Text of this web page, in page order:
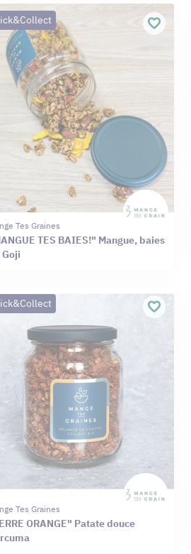
Tes Graines
TES BAIES!" Mangue, baies
Tes Graines
ORANGE" Patate douce